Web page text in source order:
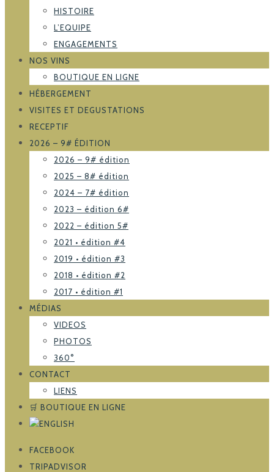
HISTOIRE
L’EQUIPE
ENGAGEMENTS
NOS VINS
BOUTIQUE EN LIGNE
HÉBERGEMENT
VISITES ET DEGUSTATIONS
RECEPTIF
2026 – 9# ÉDITION
2026 – 9# édition
2025 – 8# édition
2024 – 7# édition
2023 – édition 6#
2022 – édition 5#
2021 • édition #4
2019 • édition #3
2018 • édition #2
2017 • édition #1
MÉDIAS
VIDEOS
PHOTOS
360°
CONTACT
LIENS
🛒 BOUTIQUE EN LIGNE
FACEBOOK
TRIPADVISOR